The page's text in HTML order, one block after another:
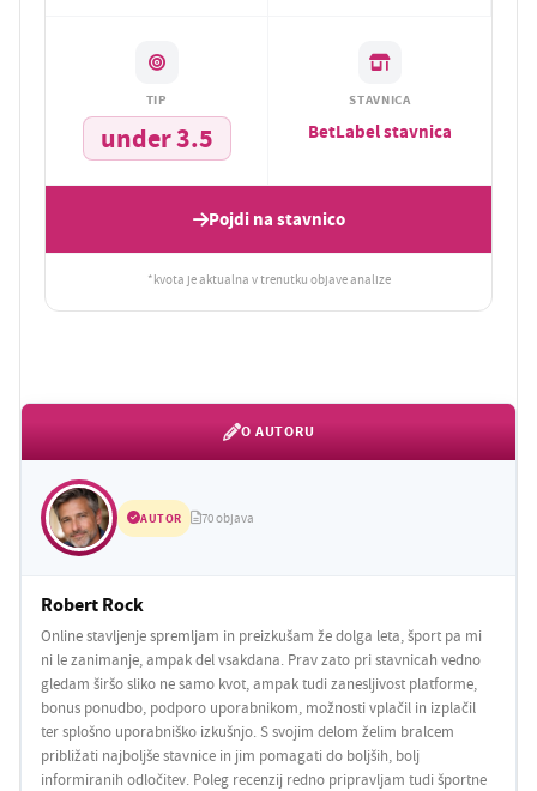
TIP
under 3.5
STAVNICA
BetLabel stavnica
Pojdi na stavnico
*kvota je aktualna v trenutku objave analize
O AUTORU
AUTOR 70 objava
Robert Rock
Online stavljenje spremljam in preizkušam že dolga leta, šport pa mi
ni le zanimanje, ampak del vsakdana. Prav zato pri stavnicah vedno
gledam širšo sliko ne samo kvot, ampak tudi zanesljivost platforme,
bonus ponudbo, podporo uporabnikom, možnosti vplačil in izplačil
ter splošno uporabniško izkušnjo. S svojim delom želim bralcem
približati najboljše stavnice in jim pomagati do boljših, bolj
informiranih odločitev. Poleg recenzij redno pripravljam tudi športne